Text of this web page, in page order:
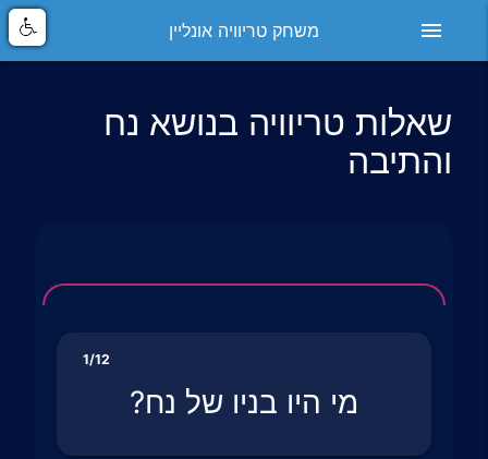
menu משחק טריוויה אונליין
שאלות טריוויה בנושא נח
והתיבה
1/12
מי היו בניו של נח?